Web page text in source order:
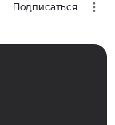
Подписаться